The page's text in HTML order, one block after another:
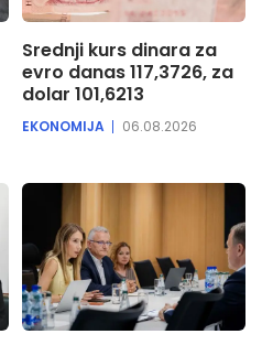
Srednji kurs dinara za
evro danas 117,3726, za
dolar 101,6213
EKONOMIJA 06.08.2026